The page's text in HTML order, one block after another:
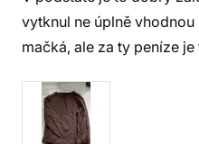
vytknul ne úplně
mačká, ale za ty peníze je